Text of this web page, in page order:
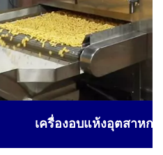
หกรรมที่ปรับแต่งได้